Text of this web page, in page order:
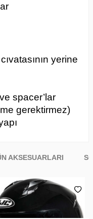
yerine
spacer’lar
gerektirmez)
AKSESUARLARI